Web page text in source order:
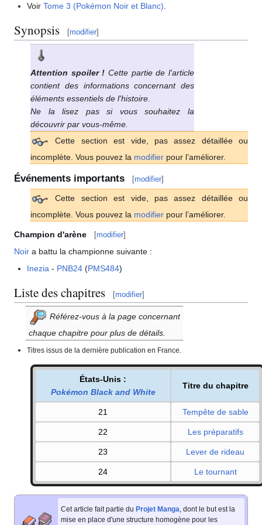
VoirTome 3 (Pokémon Noir et Blanc)
Synopsis [modifier]
Attention spoiler ! Cette partie de l'article
contient des informations concernant des
éléments essentiels de l'histoire.
Ne la lisez pas si vous souhaitez la
découvrir par vous-même.
Cette section est vide, pas assez détaillée ou
incomplète. Vous pouvez la modifier pour l’améliorer.
Événements importants [modifier]
Cette section est vide, pas assez détaillée ou
incomplète. Vous pouvez la modifier pour l’améliorer.
Champion d'arène [modifier]
Noir a battu la championne suivante :
Inezia - PNB24 (PMS484)
Liste des chapitres [modifier]
Référez-vous à la page concernant
chaque chapitre pour plus de détails.
Titres issus de la dernière publication en France.
États-Unis :
Pokémon Black and White
Titre du chapitre
21 Tempête de sable
22 Les préparatifs
23 Lever de rideau
24 Le tournant
Cet article fait partie du Projet Manga, dont le but est la
mise en place d'une structure homogène pour les